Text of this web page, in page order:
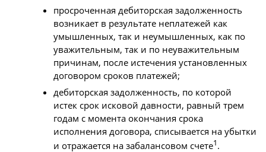
просроченная дебиторская задолженность
возникает в результате неплатежей как
умышленных, так и неумышленных, как по
уважительным, так и по неуважительным
причинам, после истечения установленных
договором сроков платежей;
дебиторская задолженность, по которой
истек срок исковой давности, равный трем
годам с момента окончания срока
исполнения договора, списывается на убытки
и отражается на забалансовом счете1.